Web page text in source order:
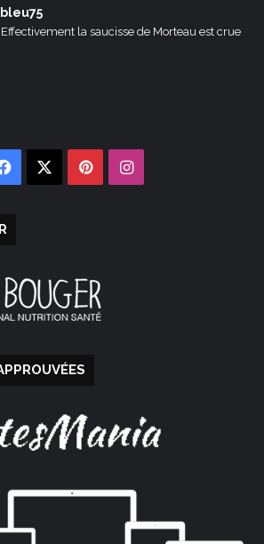
la saucisse de Morteau est crue
Facebook PinterestInstagram